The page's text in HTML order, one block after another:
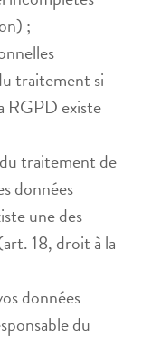
;
traitement si
RGPD existe
traitement de
données
une des
18, droit à la
données
du